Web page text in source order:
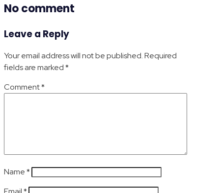
No comment
Leave a Reply
Your email address will not be published.Required
fields are marked*
Comment*
Name*